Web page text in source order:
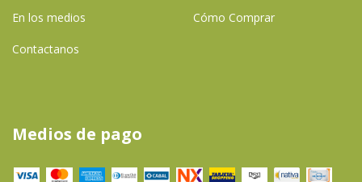
En los medios Cómo Comprar
Contactanos
Medios de pago